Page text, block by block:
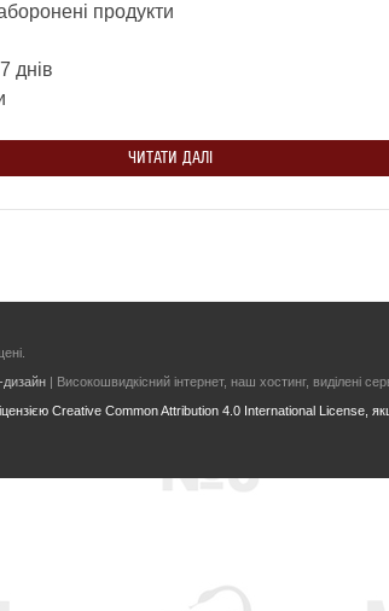
продукти
днів
ЧИТАТИ ДАЛІ
| Високошвидкісний інтернет, наш хостинг, виділені
Creative Common Attribution 4.0 International License,